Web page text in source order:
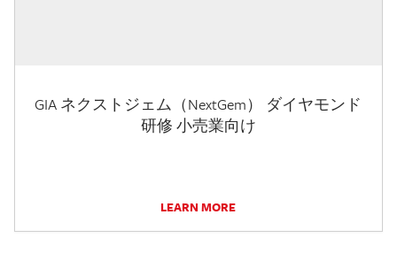
GIA ネクストジェム（NextGem） ダイヤモンド
研修 小売業向け
LEARN MORE